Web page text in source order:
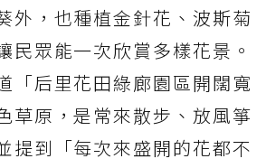
外，也種植金針花、波斯菊
民眾能一次欣賞多樣花景。
「后里花田綠廊園區開闊寬
草原，是常來散步、放風箏
提到「每次來盛開的花都不